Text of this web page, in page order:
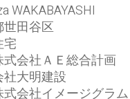
WAKABAYASHI
田谷区
宅
会社ＡＥ総合計画
大明建設
会社イメージグラム